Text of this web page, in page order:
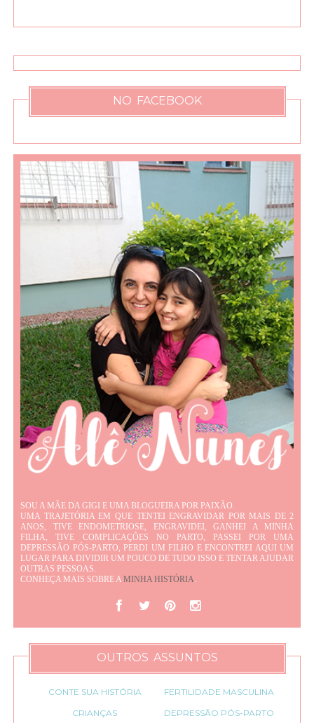
NO FACEBOOK
SOU A MÃE DA GIGI E UMA BLOGUEIRA POR PAIXÃO.
UMA TRAJETÓRIA EM QUE TENTEI ENGRAVIDAR POR MAIS DE 2
ANOS, TIVE ENDOMETRIOSE, ENGRAVIDEI, GANHEI A MINHA
FILHA, TIVE COMPLICAÇÕES NO PARTO, PASSEI POR UMA
DEPRESSÃO PÓS-PARTO, PERDI UM FILHO E ENCONTREI AQUI UM
LUGAR PARA DIVIDIR UM POUCO DE TUDO ISSO E TENTAR AJUDAR
OUTRAS PESSOAS.
CONHEÇA MAIS SOBRE AMINHA HISTÓRIA.
OUTROS ASSUNTOS
CONTE SUA HISTÓRIA
FERTILIDADE MASCULINA
CRIANÇAS
DEPRESSÃO PÓS-PARTO